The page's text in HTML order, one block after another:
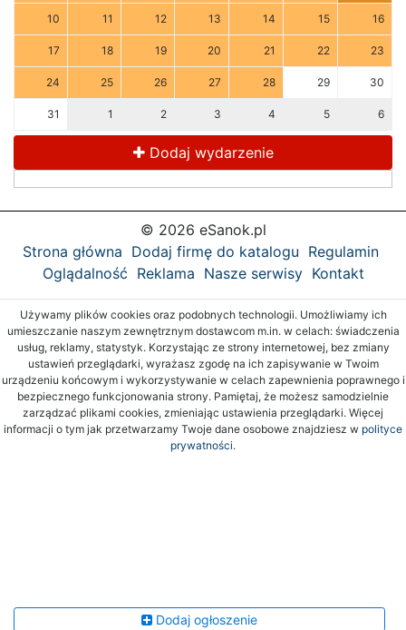
10 11 12 13 14 15 16
17 18 19 20 21 22 23
24 25 26 27 28 29 30
31 1 2 3 4 5 6
Dodaj wydarzenie
© 2026 eSanok.pl
Strona główna Dodaj firmę do katalogu Regulamin
Oglądalność Reklama Nasze serwisy Kontakt
Używamy plików cookies oraz podobnych technologii. Umożliwiamy ich
umieszczanie naszym zewnętrznym dostawcom m.in. w celach: świadczenia
usług, reklamy, statystyk. Korzystając ze strony internetowej, bez zmiany
ustawień przeglądarki, wyrażasz zgodę na ich zapisywanie w Twoim
urządzeniu końcowym i wykorzystywanie w celach zapewnienia poprawnego i
bezpiecznego funkcjonowania strony. Pamiętaj, że możesz samodzielnie
zarządzać plikami cookies, zmieniając ustawienia przeglądarki. Więcej
informacji o tym jak przetwarzamy Twoje dane osobowe znajdziesz w polityce
prywatności.
Dodaj ogłoszenie